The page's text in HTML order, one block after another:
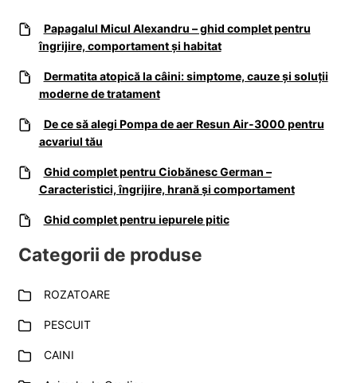
Papagalul Micul Alexandru – ghid complet pentru
îngrijire, comportament și habitat
Dermatita atopică la câini: simptome, cauze și soluții
moderne de tratament
De ce să alegi Pompa de aer Resun Air-3000 pentru
acvariul tău
Ghid complet pentru Ciobănesc German –
Caracteristici, îngrijire, hrană și comportament
Ghid complet pentru iepurele pitic
Categorii de produse
ROZATOARE
PESCUIT
CAINI